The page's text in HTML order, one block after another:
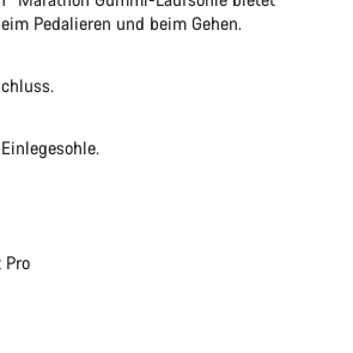
Pedalieren und beim Gehen.
Pro